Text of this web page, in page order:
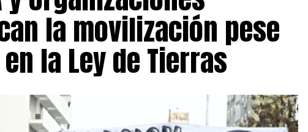
la movilización pese
la Ley de Tierras